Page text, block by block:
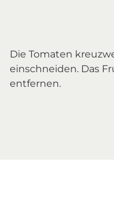
Die Tomaten
einschneiden. Das
entfernen.